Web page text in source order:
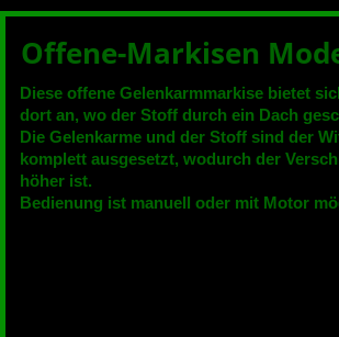
Offene-Markisen
Diese offene Gelenkarmmarkise bietet
dort an, wo der Stoff durch ein Dach
Die Gelenkarme und der Stoff sind der
komplett ausgesetzt, wodurch der
höher ist.
Bedienung ist manuell oder mit Motor